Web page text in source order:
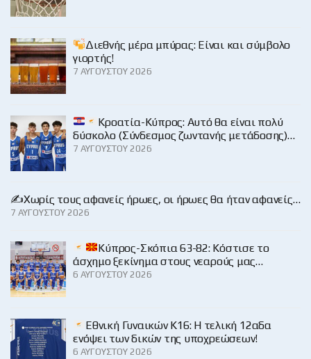
Διεθνής μέρα μπύρας: Είναι και σύμβολο
γιορτής!
7 ΑΥΓΟΎΣΤΟΥ 2026
Κροατία-Κύπρος: Αυτό θα είναι πολύ
δύσκολο (Σύνδεσμος ζωντανής μετάδοσης)…
7 ΑΥΓΟΎΣΤΟΥ 2026
✍️Χωρίς τους αφανείς ήρωες, οι ήρωες θα ήταν αφανείς…
7 ΑΥΓΟΎΣΤΟΥ 2026
Κύπρος-Σκόπια 63-82: Κόστισε το
άσχημο ξεκίνημα στους νεαρούς μας…
6 ΑΥΓΟΎΣΤΟΥ 2026
Εθνική Γυναικών Κ16: Η τελική 12αδα
ενόψει των δικών της υποχρεώσεων!
6 ΑΥΓΟΎΣΤΟΥ 2026